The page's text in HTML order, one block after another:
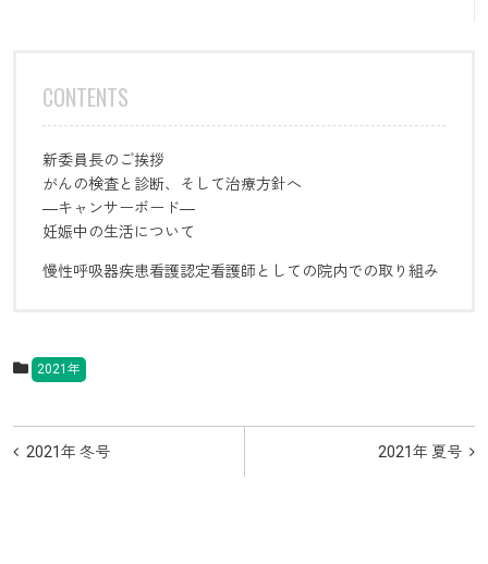
CONTENTS
新委員長のご挨拶
がんの検査と診断、そして治療方針へ
―キャンサーボード―
妊娠中の生活について
慢性呼吸器疾患看護認定看護師としての院内での取り組み
2021年
投2021年 冬号 2021年 夏号